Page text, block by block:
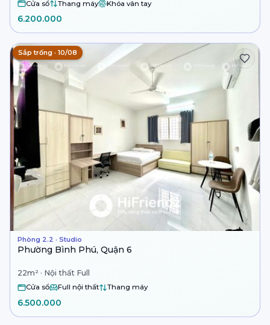
Cửa sổ Thang máy Khóa vân tay
6.200.000
Sắp trống · 10/08
Phòng 2.2 · Studio
Phường Bình Phú, Quận 6
22m² · Nội thất Full
Cửa sổ Full nội thất Thang máy
6.500.000